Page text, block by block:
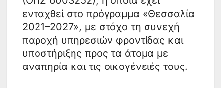
ενταχθεί στο πρόγραμμα «Θεσσαλία
2021–2027», με στόχο τη συνεχή
παροχή υπηρεσιών φροντίδας και
υποστήριξης προς τα άτομα με
αναπηρία και τις οικογένειές τους.